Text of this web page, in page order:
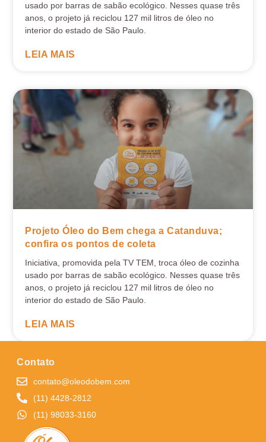
usado por barras de sabão ecológico. Nesses quase três
anos, o projeto já reciclou 127 mil litros de óleo no
interior do estado de São Paulo.
LEIA MAIS
Projeto Óleo do Bem chega a Catanduva;
confira os pontos de coleta
Iniciativa, promovida pela TV TEM, troca óleo de cozinha
usado por barras de sabão ecológico. Nesses quase três
anos, o projeto já reciclou 127 mil litros de óleo no
interior do estado de São Paulo.
LEIA MAIS
Contato
contato@oleodobem.com
(11) 4428-2812
(11) 98033-3160